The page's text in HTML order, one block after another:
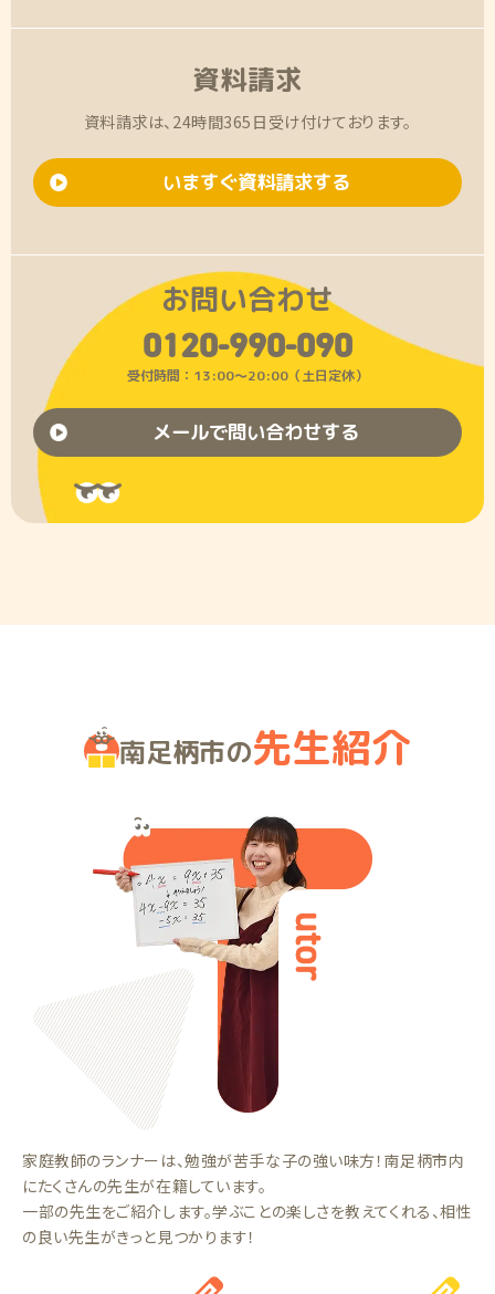
資料請求
資料請求は、24時間365日受け付けております。
いますぐ資料請求する
お問い合わせ
0120-990-090
受付時間：13:00〜20:00（土日定休）
メールで問い合わせする
南足柄市の先生紹介
家庭教師のランナーは、勉強が苦手な子の強い味方！南足柄市内
にたくさんの先生が在籍しています。
一部の先生をご紹介します。学ぶことの楽しさを教えてくれる、相性
の良い先生がきっと見つかります！